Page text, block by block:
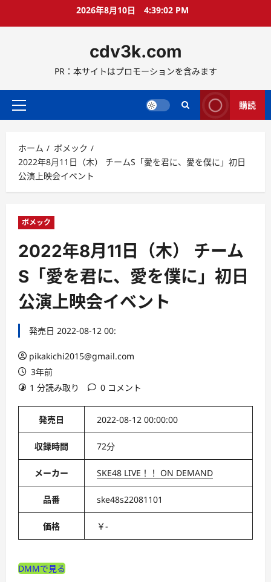
ス
ッ
2026年8月10日 4:39:03 PM
cdv3k.com
PR：本サイトはプロモーションを含みます
メ
メ
ニ
ュ
ー
購読
ホーム
ボメック
2022年8月11日（木） チームS「愛を君に、愛を僕に」初日
公演上映会イベント
ボメック
2022年8月11日（木） チーム
S「愛を君に、愛を僕に」初日
公演上映会イベント
発売日 2022-08-12 00:
pikakichi2015@gmail.com
3年前
1 分読み取り
0 コメント
発売日 2022-08-12 00:00:00
収録時間 72分
メーカー SKE48 LIVE！！ ON DEMAND
品番 ske48s22081101
価格 ￥-
DMMで見る